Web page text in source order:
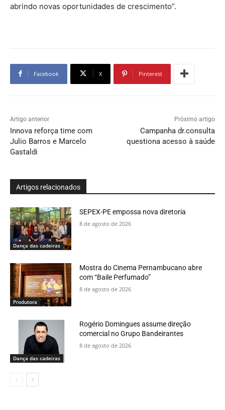
abrindo novas oportunidades de crescimento”.
Facebook X Pinterest
Artigo anterior
Innova reforça time com
Julio Barros e Marcelo
Gastaldi
Próximo artigo
Campanha dr.consulta
questiona acesso à saúde
Artigos relacionados
Dança das cadeiras
SEPEX-PE empossa nova diretoria
8 de agosto de 2026
Produtora
Mostra do Cinema Pernambucano abre
com “Baile Perfumado”
8 de agosto de 2026
Dança das cadeiras
Rogério Domingues assume direção
comercial no Grupo Bandeirantes
8 de agosto de 2026